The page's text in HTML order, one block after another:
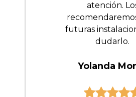
atención.
futuras
dudarlo.
Yolanda